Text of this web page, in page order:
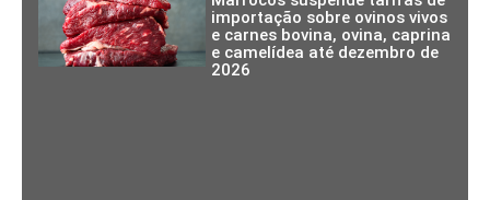
importação sobre ovinos vivos
e carnes bovina, ovina, caprina
e camelídea até dezembro de
2026